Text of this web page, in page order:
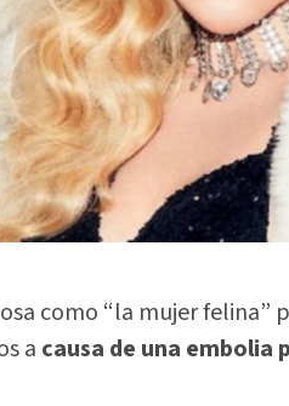
como “la mujer felina”
a causa de una embolia